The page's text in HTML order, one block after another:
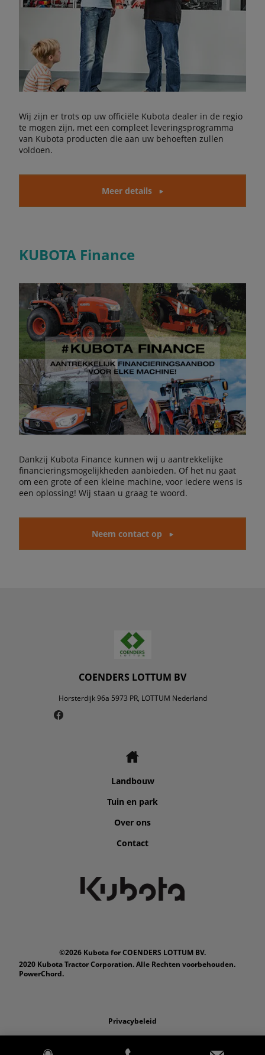
Wij zijn er trots op uw officiële Kubota dealer in de regio
te mogen zijn, met een compleet leveringsprogramma
van Kubota producten die aan uw behoeften zullen
voldoen.
Meer details
KUBOTA Finance
Dankzij Kubota Finance kunnen wij u aantrekkelijke
financieringsmogelijkheden aanbieden. Of het nu gaat
om een grote of een kleine machine, voor iedere wens is
een oplossing! Wij staan u graag te woord.
Neem contact op
COENDERS LOTTUM BV
Horsterdijk 96a 5973 PR, LOTTUM Nederland
Landbouw
Tuin en park
Over ons
Contact
©2026 Kubota for COENDERS LOTTUM BV.
2020 Kubota Tractor Corporation. Alle Rechten voorbehouden.
PowerChord.
Privacybeleid